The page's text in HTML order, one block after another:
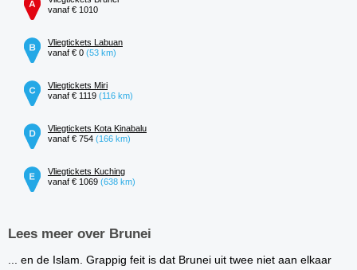
vanaf € 1010
Vliegtickets Labuan
vanaf € 0 (53 km)
Vliegtickets Miri
vanaf € 1119 (116 km)
Vliegtickets Kota Kinabalu
vanaf € 754 (166 km)
Vliegtickets Kuching
vanaf € 1069 (638 km)
Lees meer over Brunei
... en de Islam. Grappig feit is dat Brunei uit twee niet aan elkaar